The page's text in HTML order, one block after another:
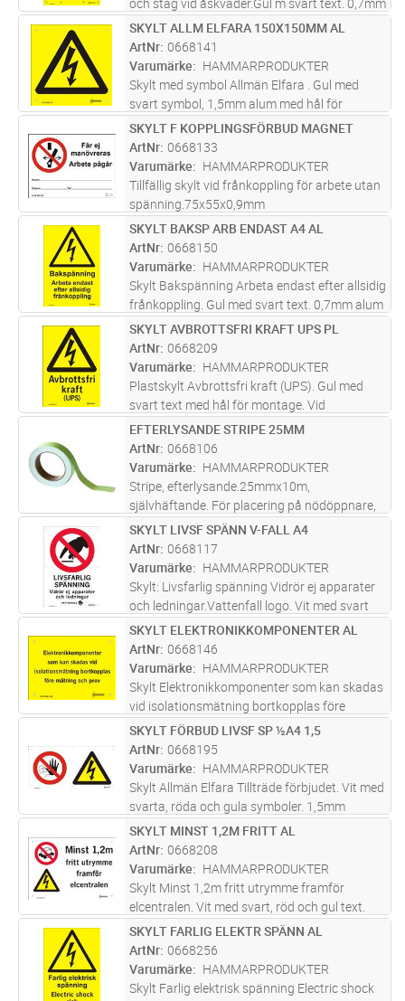
och stag vid åskväder.Gul m svart text. 0,7mm
bulad alum. Skylt för stolpe till
högspänningsledning över 100kV. Placeras
stolpe i friledning med högre s ...läs mer
ST Lägg i kundvagn
SKYLT ALLM ELFARA 150X150MM AL
ArtNr 0668141
Varumärke
HAMMARPRODUKTER
Skylt med symbol Allmän Elfara . Gul med
svart symbol, 1,5mm alum med hål för
montage. Skyltas vid Allmän Elfara.
Screentryckt samt skyddslackad med klarlack
för bästa kvalité i varierande miljöer.
ST Lägg i kundvagn
SKYLT F KOPPLINGSFÖRBUD MAGNET
ArtNr 0668133
Varumärke
HAMMARPRODUKTER
Tillfällig skylt vid frånkoppling för arbete utan
spänning.75x55x0,9mm
ST Lägg i kundvagn
SKYLT BAKSP ARB ENDAST A4 AL
ArtNr 0668150
Varumärke
HAMMARPRODUKTER
Skylt Bakspänning Arbeta endast efter allsidig
frånkoppling. Gul med svart text. 0,7mm alum
med hål för montage. Skylt vid alternativ
matningsmöjlighet. Screentryckt samt
skyddslackad med klarlack fö ...läs mer
ST Lägg i kundvagn
SKYLT AVBROTTSFRI KRAFT UPS PL
ArtNr 0668209
Varumärke
HAMMARPRODUKTER
Plastskylt Avbrottsfri kraft (UPS). Gul med
svart text med hål för montage. Vid
reservkraft kraft i anläggningen. UPS,
”Uninterruptible power supply".
ST Lägg i kundvagn
EFTERLYSANDE STRIPE 25MM
ArtNr 0668106
Varumärke
HAMMARPRODUKTER
Stripe, efterlysande.25mmx10m,
självhäftande. För placering på nödöppnare,
golv och trappor. Markering på låg höjd ger
tydlig riktning och säkrare utrymning i
situationer där brandrök kan skymma
högt...läs mer
ST Lägg i kundvagn
SKYLT LIVSF SPÄNN V-FALL A4
ArtNr 0668117
Varumärke
HAMMARPRODUKTER
Skylt: Livsfarlig spänning Vidrör ej apparater
och ledningar.Vattenfall logo. Vit med svart
och röd text. 0,7mm alum. med hål för
montage. Placeras där beröringsfara
föreligger. Screentryckt samt sky...läs mer
ST Lägg i kundvagn
SKYLT ELEKTRONIKKOMPONENTER AL
ArtNr 0668146
Varumärke
HAMMARPRODUKTER
Skylt Elektronikkomponenter som kan skadas
vid isolationsmätning bortkopplas före
mätning och prov. Gul med svart text. 0,7mm
alum. med hål för montage. Skylt vid
"megning". Finns även som dekal Ar...läs mer
ST Lägg i kundvagn
SKYLT FÖRBUD LIVSF SP ½A4 1,5
ArtNr 0668195
Varumärke
HAMMARPRODUKTER
Skylt Allmän Elfara Tillträde förbjudet. Vit med
svarta, röda och gula symboler. 1,5mm
hörnrundad alum, med hål för montage.
Lämplig på plana och ojämna ytor samt även
till staket/grindar . Kan sätt...läs mer
ST Lägg i kundvagn
SKYLT MINST 1,2M FRITT AL
ArtNr 0668208
Varumärke
HAMMARPRODUKTER
Skylt Minst 1,2m fritt utrymme framför
elcentralen. Vit med svart, röd och gul text.
0,7mm alum. med hål för montage. Placeras
för att lätt komma åt elcentral vid behov.
Screentryckt samt skyddslacka...läs mer
ST Lägg i kundvagn
SKYLT FARLIG ELEKTR SPÄNN AL
ArtNr 0668256
Varumärke
HAMMARPRODUKTER
Skylt Farlig elektrisk spänning Electric shock